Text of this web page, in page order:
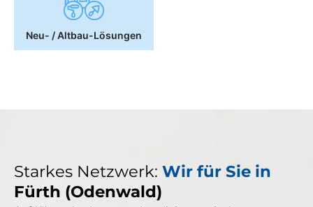
Neu- / Altbau-Lösungen
Starkes Netzwerk: Wir für Sie in
Fürth (Odenwald)